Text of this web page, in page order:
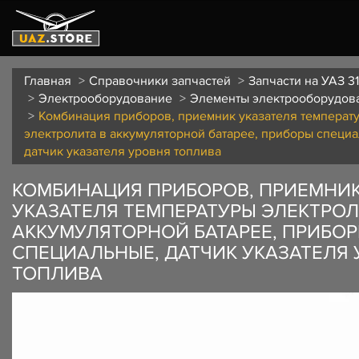
Главная Справочники запчастей
Запчасти на УАЗ
Электрооборудование
Элементы
Комбинация приборов, приемник указателя
электролита в аккумуляторной батарее, приборы
датчик указателя уровня топлива
КОМБИНАЦИЯ ПРИБОРОВ,
УКАЗАТЕЛЯ ТЕМПЕРАТУРЫ
АККУМУЛЯТОРНОЙ БАТАРЕЕ,
СПЕЦИАЛЬНЫЕ, ДАТЧИК УКАЗАТЕЛЯ
ТОПЛИВА